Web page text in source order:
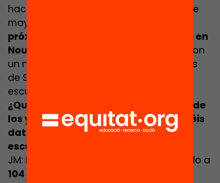
hacerlo en los entornos en los que existe
mayor abandono educativo. Así pues,
próximamente abriremos otro centro en
Nou Barris
, que es el segundo distrito con
un nivel más alto de abandono después
de Sant Andreu, donde está situada la
escuela actual.
¿Qué sabéis a estas alturas del paso de
los y las jóvenes por la escuela? ¿Tenéis
datos sobre cuál es el impacto de la
escuela?
JM: En estos tres cursos, hemos atendido a
104 jóvenes